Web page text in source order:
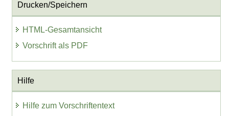
Drucken/Speichern
HTML-Gesamtansicht
Vorschrift als PDF
Hilfe
Hilfe zum Vorschriftentext